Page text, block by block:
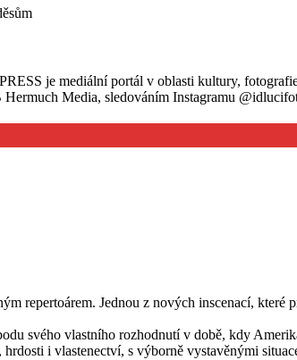
je mediální portál v oblasti kultury,
Media, sledováním Instagramu
repertoárem. Jednou z nových inscenací,
svého vlastního rozhodnutí v době, kdy
i vlastenectví, s výborně vystavěnými